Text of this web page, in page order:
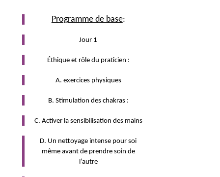
Programme de base:
Jour 1
Éthique et rôle du praticien :
A. exercices physiques
B. Stimulation des chakras :
C. Activer la sensibilisation des mains
D. Un nettoyage intense pour soi
même avant de prendre soin de
l’autre